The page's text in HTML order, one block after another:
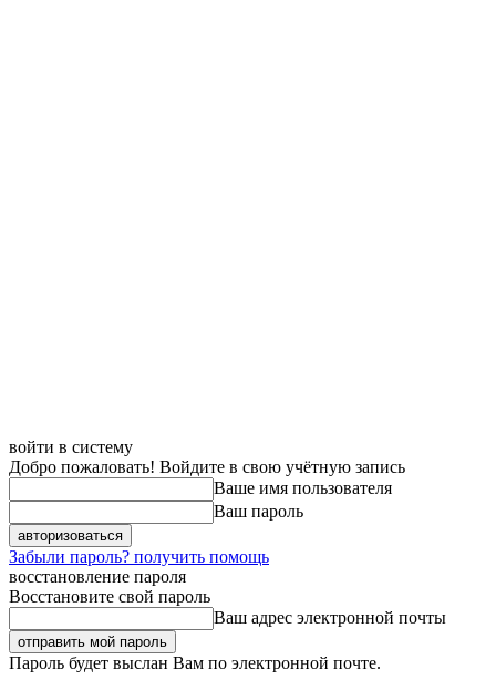
войти в систему
Добро пожаловать! Войдите в свою учётную запись
Ваше имя пользователя
Ваш пароль
Забыли пароль? получить помощь
восстановление пароля
Восстановите свой пароль
Ваш адрес электронной почты
Пароль будет выслан Вам по электронной почте.